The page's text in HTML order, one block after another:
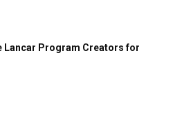
Lancar Program Creators for